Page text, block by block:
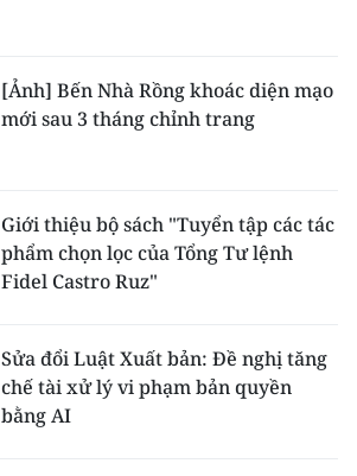
[Ảnh] Bến Nhà Rồng khoác diện mạo
mới sau 3 tháng chỉnh trang
Giới thiệu bộ sách "Tuyển tập các tác
phẩm chọn lọc của Tổng Tư lệnh
Fidel Castro Ruz"
Sửa đổi Luật Xuất bản: Đề nghị tăng
chế tài xử lý vi phạm bản quyền
bằng AI